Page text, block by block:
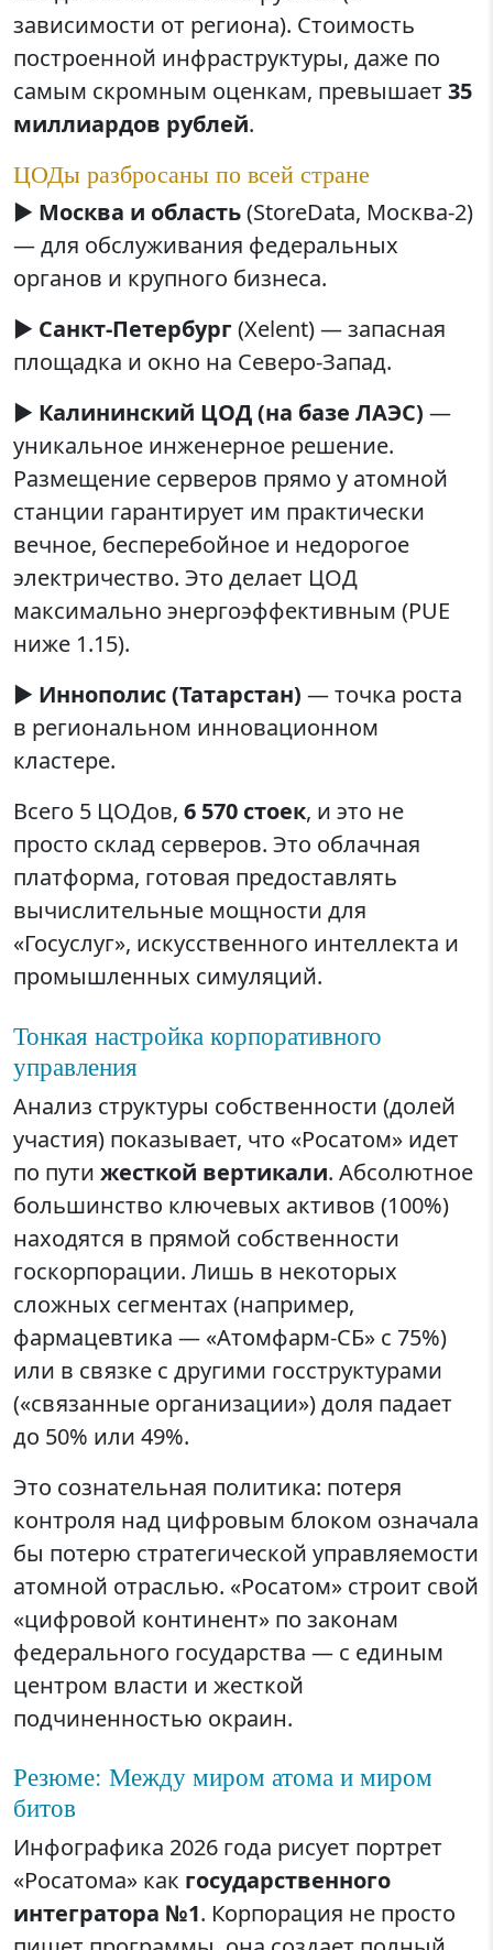
зависимости от региона). Стоимость
построенной инфраструктуры, даже по
самым скромным оценкам, превышает 35
миллиардов рублей.
ЦОДы разбросаны по всей стране
▶️ Москва и область(StoreData, Москва-2)
— для обслуживания федеральных
органов и крупного бизнеса.
▶️ Санкт-Петербург (Xelent) — запасная
площадка и окно на Северо-Запад.
▶️ Калининский ЦОД (на базе ЛАЭС) —
уникальное инженерное решение.
Размещение серверов прямо у атомной
станции гарантирует им практически
вечное, бесперебойное и недорогое
электричество. Это делает ЦОД
максимально энергоэффективным (PUE
ниже 1.15).
▶️ Иннополис (Татарстан) — точка роста
в региональном инновационном
кластере.
Всего 5 ЦОДов, 6 570 стоек, и это не
просто склад серверов. Это облачная
платформа, готовая предоставлять
вычислительные мощности для
«Госуслуг», искусственного интеллекта и
промышленных симуляций.
Тонкая настройка корпоративного
управления
Анализ структуры собственности (долей
участия) показывает, что «Росатом» идет
по пути жесткой вертикали. Абсолютное
большинство ключевых активов (100%)
находятся в прямой собственности
госкорпорации. Лишь в некоторых
сложных сегментах (например,
фармацевтика — «Атомфарм-СБ» с 75%)
или в связке с другими госструктурами
(«связанные организации») доля падает
до 50% или 49%.
Это сознательная политика: потеря
контроля над цифровым блоком означала
бы потерю стратегической управляемости
атомной отраслью. «Росатом» строит свой
«цифровой континент» по законам
федерального государства — с единым
центром власти и жесткой
подчиненностью окраин.
Резюме: Между миром атома и миром
битов
Инфографика 2026 года рисует портрет
«Росатома» как государственного
интегратора №1. Корпорация не просто